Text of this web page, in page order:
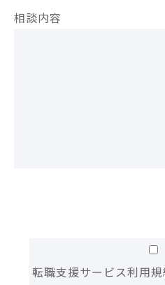
相談内容
転職支援サービス利用